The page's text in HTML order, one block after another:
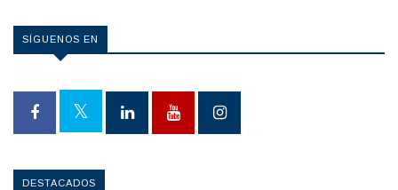
SÍGUENOS EN
DESTACADOS